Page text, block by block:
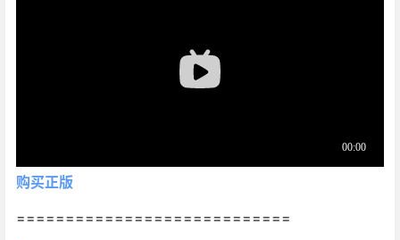
购买正版
============================